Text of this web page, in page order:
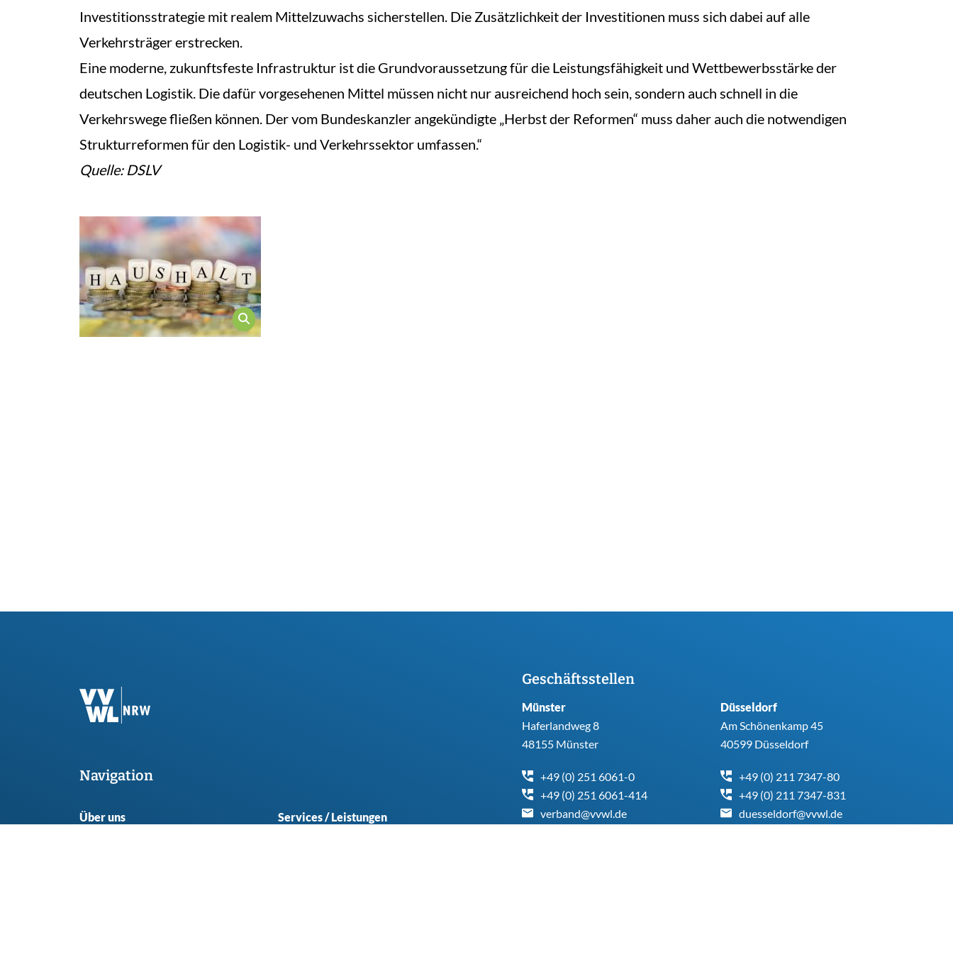
Investitionsstrategie mit realem Mittelzuwachs sicherstellen. Die Zusätzlichkeit der Investitionen muss sich dabei auf alle
Verkehrsträger erstrecken.
Eine moderne, zukunftsfeste Infrastruktur ist die Grundvoraussetzung für die Leistungsfähigkeit und Wettbewerbsstärke der
deutschen Logistik. Die dafür vorgesehenen Mittel müssen nicht nur ausreichend hoch sein, sondern auch schnell in die
Verkehrswege fließen können. Der vom Bundeskanzler angekündigte „Herbst der Reformen“ muss daher auch die notwendigen
Strukturreformen für den Logistik- und Verkehrssektor umfassen.“
Quelle: DSLV
Navigation
Über uns
Services / Leistungen
Geschäftsstellen
Münster
Haferlandweg 8
48155 Münster
+49 (0) 251 6061-0
+49 (0) 251 6061-414
verband@vvwl.de
Düsseldorf
Am Schönenkamp 45
40599 Düsseldorf
+49 (0) 211 7347-80
+49 (0) 211 7347-831
duesseldorf@vvwl.de